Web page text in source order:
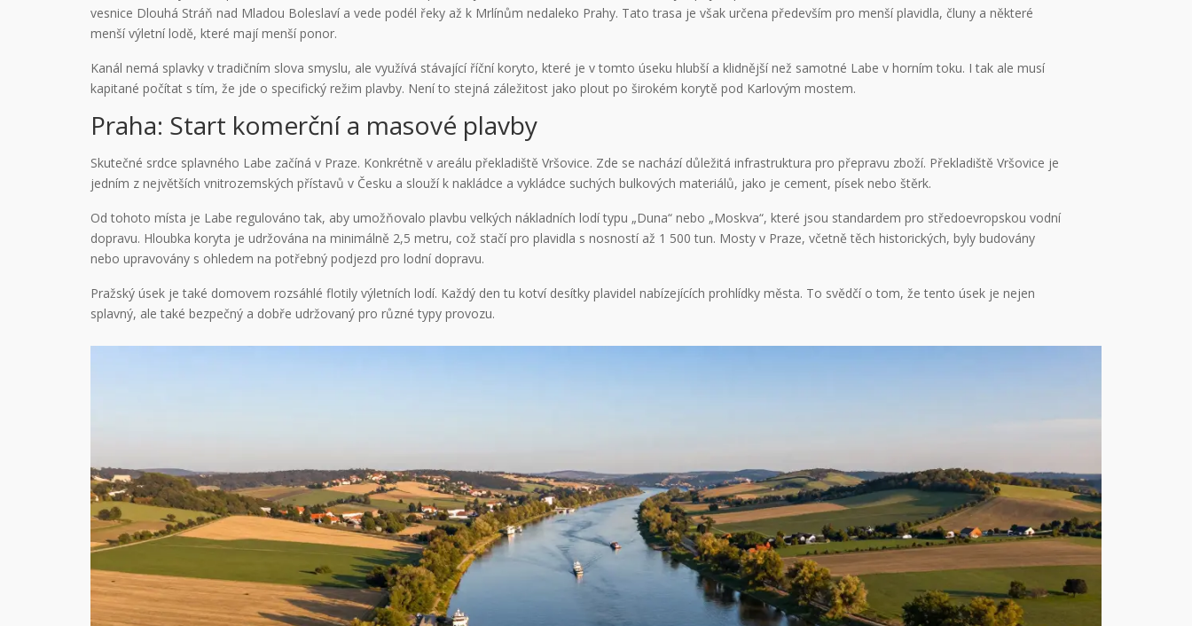
vesnice Dlouhá Stráň nad Mladou Boleslaví a vede podél řeky až k Mrlínům nedaleko Prahy. Tato trasa je však určena především pro menší plavidla, čluny a některé
menší výletní lodě, které mají menší ponor.
Kanál nemá splavky v tradičním slova smyslu, ale využívá stávající říční koryto, které je v tomto úseku hlubší a klidnější než samotné Labe v horním toku. I tak ale musí
kapitané počítat s tím, že jde o specifický režim plavby. Není to stejná záležitost jako plout po širokém korytě pod Karlovým mostem.
Praha: Start komerční a masové plavby
Skutečné srdce splavného Labe začíná v Praze. Konkrétně v areálu překladiště Vršovice. Zde se nachází důležitá infrastruktura pro přepravu zboží. Překladiště Vršovice je
jedním z největších vnitrozemských přístavů v Česku a slouží k nakládce a vykládce suchých bulkových materiálů, jako je cement, písek nebo štěrk.
Od tohoto místa je Labe regulováno tak, aby umožňovalo plavbu velkých nákladních lodí typu „Duna“ nebo „Moskva“, které jsou standardem pro středoevropskou vodní
dopravu. Hloubka koryta je udržována na minimálně 2,5 metru, což stačí pro plavidla s nosností až 1 500 tun. Mosty v Praze, včetně těch historických, byly budovány
nebo upravovány s ohledem na potřebný podjezd pro lodní dopravu.
Pražský úsek je také domovem rozsáhlé flotily výletních lodí. Každý den tu kotví desítky plavidel nabízejících prohlídky města. To svědčí o tom, že tento úsek je nejen
splavný, ale také bezpečný a dobře udržovaný pro různé typy provozu.